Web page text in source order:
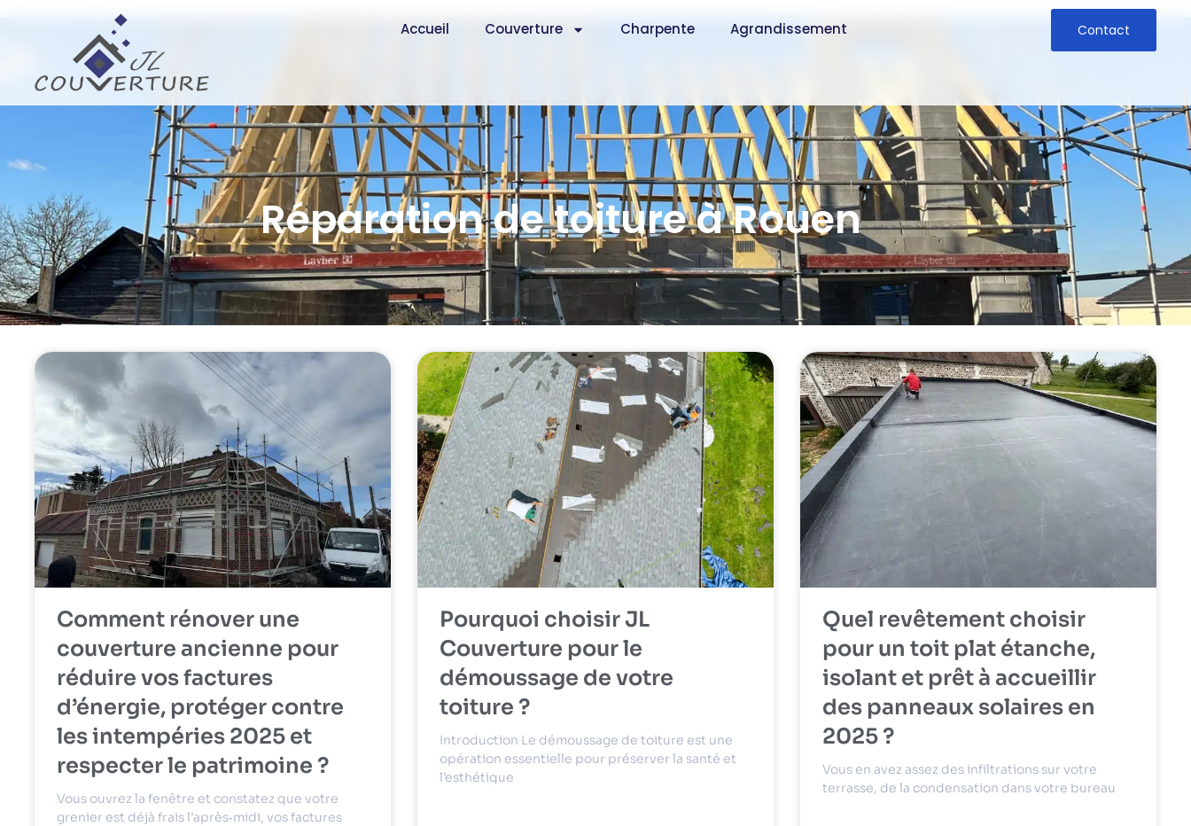
Accueil Couverture Charpente Agrandissement Contact
Réparation de toiture à Rouen
Comment rénover une
couverture ancienne pour
réduire vos factures
d’énergie, protéger contre
les intempéries 2025 et
respecter le patrimoine ?
Vous ouvrez la fenêtre et constatez que votre
grenier est déjà frais l’après‑midi, vos factures
Pourquoi choisir JL
Couverture pour le
démoussage de votre
toiture ?
Introduction Le démoussage de toiture est une
opération essentielle pour préserver la santé et
l’esthétique
Quel revêtement choisir
pour un toit plat étanche,
isolant et prêt à accueillir
des panneaux solaires en
2025 ?
Vous en avez assez des infiltrations sur votre
terrasse, de la condensation dans votre bureau